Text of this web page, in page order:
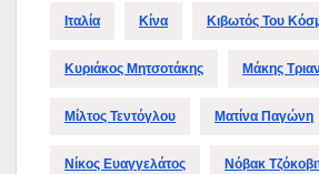
Ιταλία Κίνα Κιβωτός Του
Κυριάκος Μητσοτάκης Μάκης
Μίλτος Τεντόγλου Ματίνα Παγώνη
Νίκος Ευαγγελάτος Νόβακ